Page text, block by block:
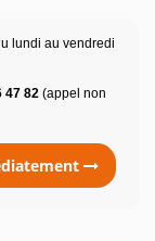
lundi au vendredi
47 82 (appel non